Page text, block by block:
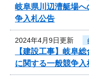
岐阜県川辺漕艇場
争入札公告
2024年4月9日更新
【建設工事】岐阜
に関する一般競争入